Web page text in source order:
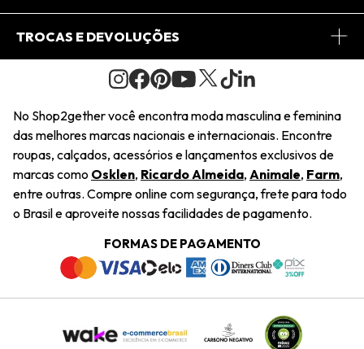
Journal
Saiu na Mídia
Sustentabilidade
Navegando
Termos e Condições
Trabalhe Conosco
Regulamento e Promoções
Minha Conta
Pedido de Presente
Wishlist
TROCAS E DEVOLUÇÕES
Condições Gerais
Troca Fácil
Restituição de Pagamento
Dúvidas Frequentes
Termos e Condições
Política de Privacidade
No Shop2gether você encontra moda masculina e feminina
das melhores marcas nacionais e internacionais. Encontre
roupas, calçados, acessórios e lançamentos exclusivos de
marcas como Osklen, Ricardo Almeida, Animale, Farm,
entre outras. Compre online com segurança, frete para todo
o Brasil e aproveite nossas facilidades de pagamento.
FORMAS DE PAGAMENTO